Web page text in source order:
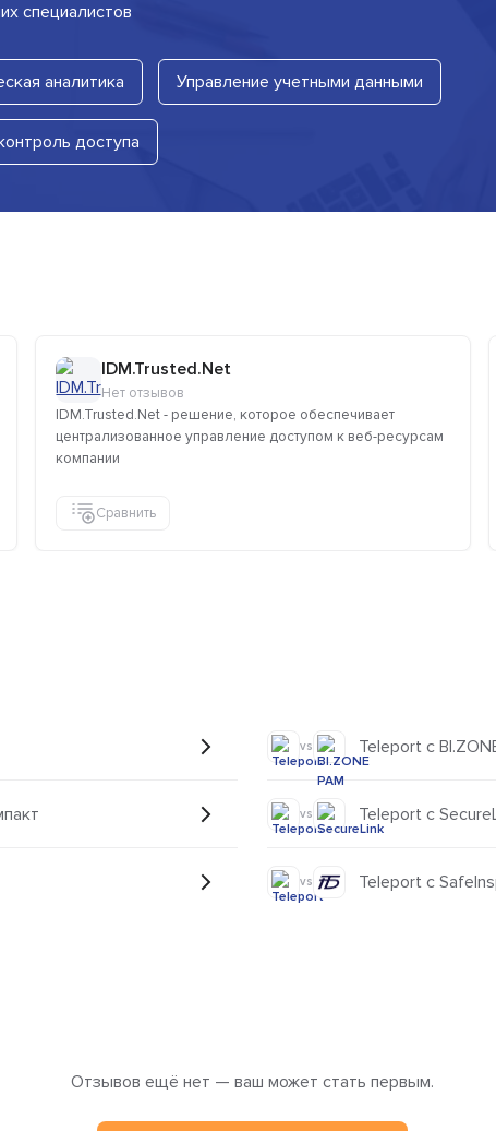
специалистов
аналитика Управление учетными данными
доступа
IDM.Trusted.Net
Нет отзывов
IDM.Trusted.Net - решение, которое обеспечивает
централизованное управление доступом к веб-ресурсам
компании
Сравнить
vs Teleport с
vs Teleport с
vs Teleport с
Отзывов ещё нет — ваш может стать первым.